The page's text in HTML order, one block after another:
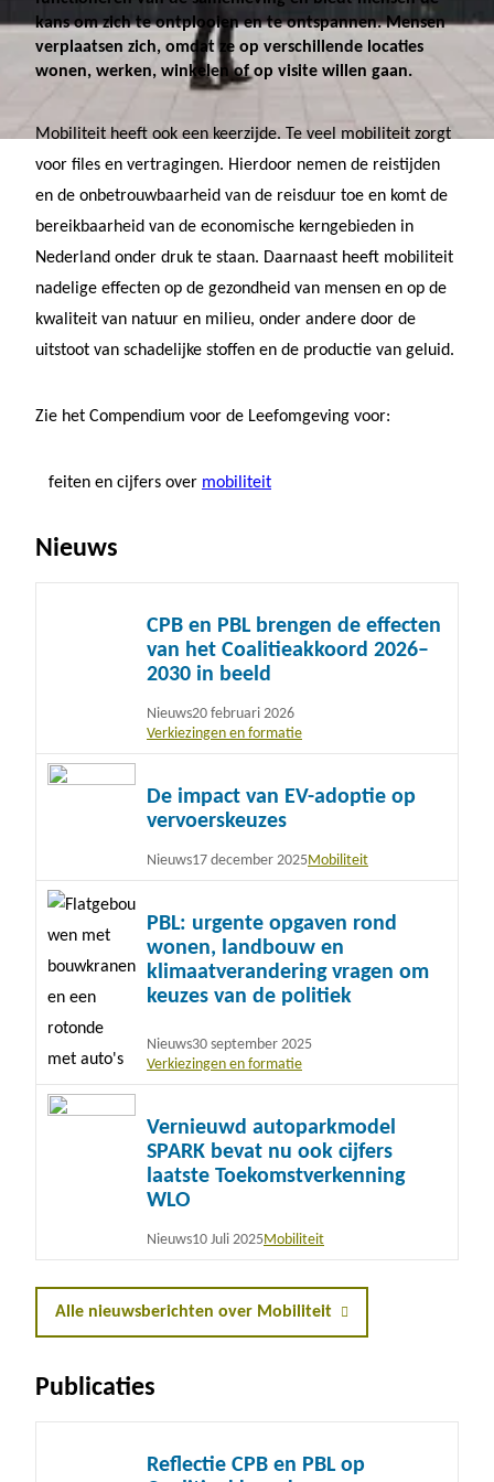
kans om zich te ontplooien en te ontspannen. Mensen
verplaatsen zich, omdat ze op verschillende locaties
wonen, werken, winkelen of op visite willen gaan.
Mobiliteit heeft ook een keerzijde. Te veel mobiliteit zorgt
voor files en vertragingen. Hierdoor nemen de reistijden
en de onbetrouwbaarheid van de reisduur toe en komt de
bereikbaarheid van de economische kerngebieden in
Nederland onder druk te staan. Daarnaast heeft mobiliteit
nadelige effecten op de gezondheid van mensen en op de
kwaliteit van natuur en milieu, onder andere door de
uitstoot van schadelijke stoffen en de productie van geluid.
Zie het Compendium voor de Leefomgeving voor:
feiten en cijfers over mobiliteit
Nieuws
CPB en PBL brengen de effecten
van het Coalitieakkoord 2026–
2030 in beeld
Nieuws20 februari 2026
Verkiezingen en formatie
De impact van EV-adoptie op
vervoerskeuzes
Nieuws17 december 2025Mobiliteit
Lees
PBL: urgente opgaven rond
wonen, landbouw en
klimaatverandering vragen om
keuzes van de politiek
Nieuws30 september 2025
Verkiezingen en formatie
Lees
Vernieuwd autoparkmodel
SPARK bevat nu ook cijfers
laatste Toekomstverkenning
WLO
Nieuws10 Juli 2025Mobiliteit
Lees
Alle nieuwsberichten over Mobiliteit
Publicaties
Reflectie CPB en PBL op